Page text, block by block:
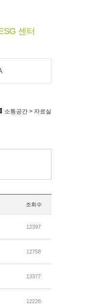
센터
소통공간 > 자료실
조회수
12397
12758
13377
12228